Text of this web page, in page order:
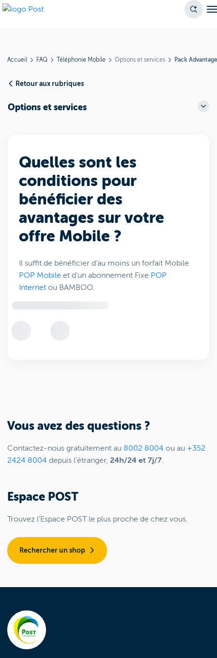
Accueil FAQ Téléphonie Mobile Options et services Pack Advantage
Retour aux rubriques
Options et services
Quelles sont les
conditions pour
bénéficier des
avantages sur votre
offre Mobile ?
Il suffit de bénéficier d’au moins un forfait Mobile
POP Mobile et d’un abonnement Fixe POP
Internet ou BAMBOO.
Vous avez des questions ?
Contactez-nous gratuitement au 8002 8004 ou au +352
2424 8004 depuis l'étranger, 24h/24 et 7j/7.
Espace POST
Trouvez l'Espace POST le plus proche de chez vous.
Rechercher un shop